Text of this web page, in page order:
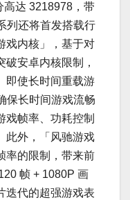
高达 3218978，带
列还将首发搭载行
戏内核」，基于对
安卓内核限制，
即使长时间重载游
保长时间游戏流畅
戏帧率、功耗控制
此外，「风驰游戏
率的限制，带来前
帧 + 1080P 画
迭代的超强游戏表